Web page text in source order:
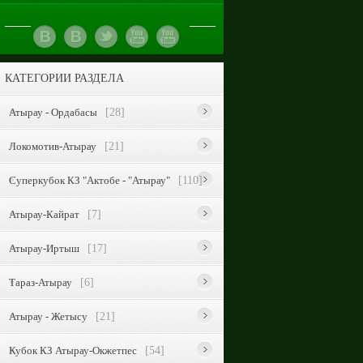
КАТЕГОРИИ РАЗДЕЛА
Атырау - Ордабасы [28]
Локомотив-Атырау [21]
Суперкубок КЗ "Актобе - "Атырау" [110]
Атырау-Кайрат [7]
Атырау-Иртыш [17]
Тараз-Атырау [6]
Атырау - Жетысу [21]
Кубок КЗ Атырау-Окжетпес [54]